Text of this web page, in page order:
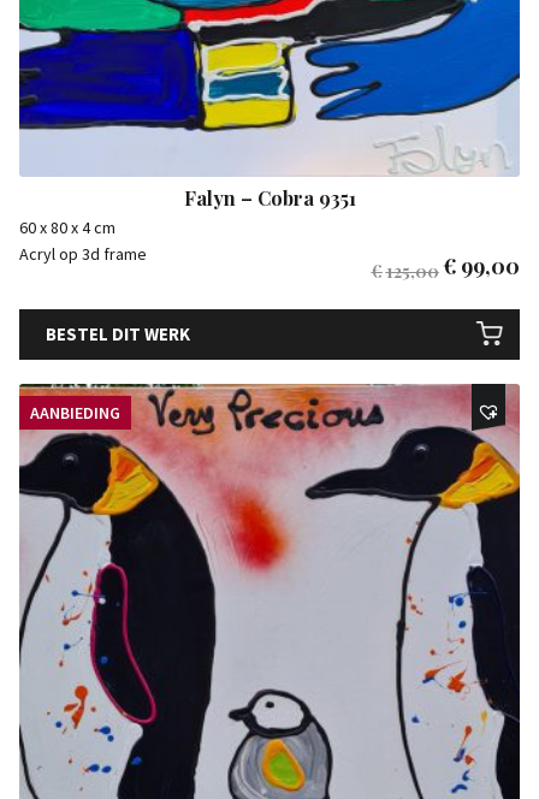
Falyn – Cobra 9351
60 x 80 x 4 cm
Acryl op 3d frame
€125,00€ 99,00
BESTEL DIT WERK
AANBIEDING